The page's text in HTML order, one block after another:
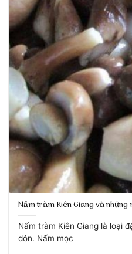
Nấm tràm Kiên Giang và
Nấm tràm Kiên Giang là loại
đón. Nấm mọc